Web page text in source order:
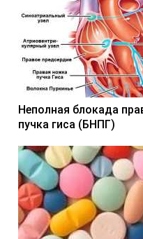
Неполная блокада
пучка гиса (БНПГ)